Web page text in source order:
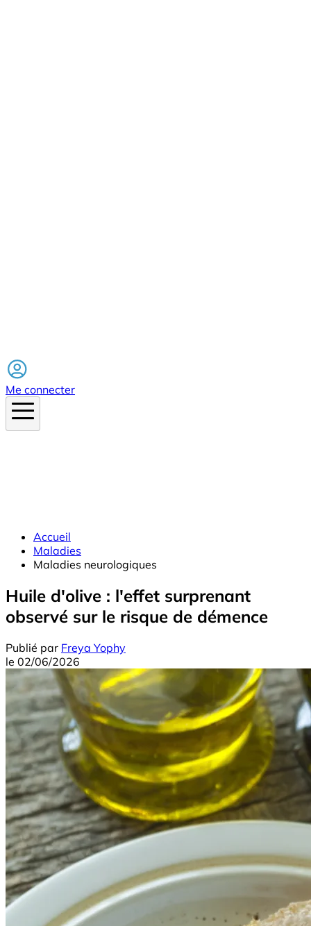
Me connecter
Accueil
Maladies
Maladies neurologiques
Huile d'olive : l'effet surprenant
observé sur le risque de démence
Publié par Freya Yophy
le 02/06/2026